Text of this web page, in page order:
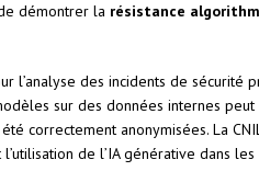
démontrer la résistance
l’analyse des incidents de sécurité
sur des données internes
correctement anonymisées. La
de l’IA générative dans